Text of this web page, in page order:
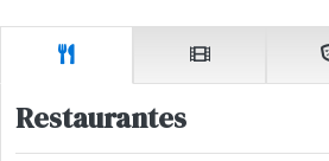
Restaurantes